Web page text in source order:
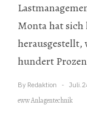
Monta hat sich
herausgestellt,
hundert
By Redaktion
eww Anlagentechnik